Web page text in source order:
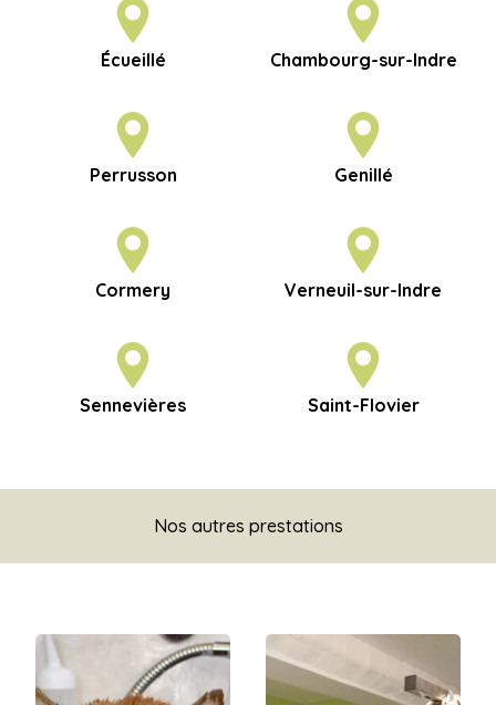
Écueillé Chambourg-sur-Indre
Perrusson Genillé
Cormery Verneuil-sur-Indre
Sennevières Saint-Flovier
Nos autres prestations